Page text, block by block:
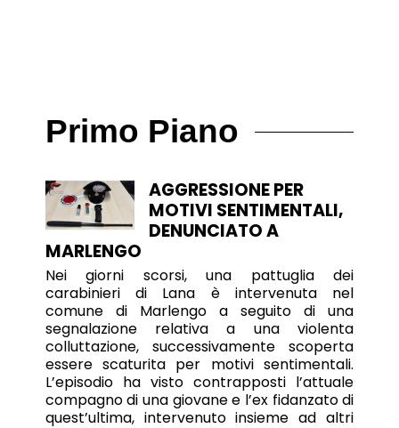
Primo Piano
AGGRESSIONE PER
MOTIVI SENTIMENTALI,
DENUNCIATO A
MARLENGO
Nei giorni scorsi, una pattuglia dei
carabinieri di Lana è intervenuta nel
comune di Marlengo a seguito di una
segnalazione relativa a una violenta
colluttazione, successivamente scoperta
essere scaturita per motivi sentimentali.
L’episodio ha visto contrapposti l’attuale
compagno di una giovane e l’ex fidanzato di
quest’ultima, intervenuto insieme ad altri